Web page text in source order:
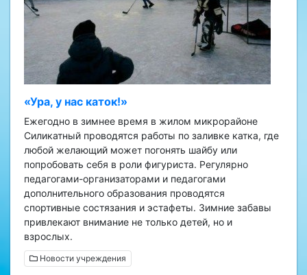
«Ура, у нас каток!»
Ежегодно в зимнее время в жилом микрорайоне
Силикатный проводятся работы по заливке катка, где
любой желающий может погонять шайбу или
попробовать себя в роли фигуриста. Регулярно
педагогами-организаторами и педагогами
дополнительного образования проводятся
спортивные состязания и эстафеты. Зимние забавы
привлекают внимание не только детей, но и
взрослых.
Новости учреждения